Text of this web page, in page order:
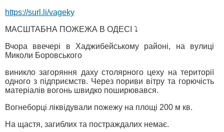
https://surl.li/vageky
МАСШТАБНА ПОЖЕЖА В ОДЕСІ ⤵️
Вчора ввечері в Хаджибейському районі, на вулиці
Миколи Боровського
виникло загоряння даху столярного цеху на території
одного з підприємств. Через пориви вітру та горючість
матеріалів вогонь швидко поширювався.
Вогнеборці ліквідували пожежу на площі 200 м кв.
На щастя, загиблих та постраждалих немає.